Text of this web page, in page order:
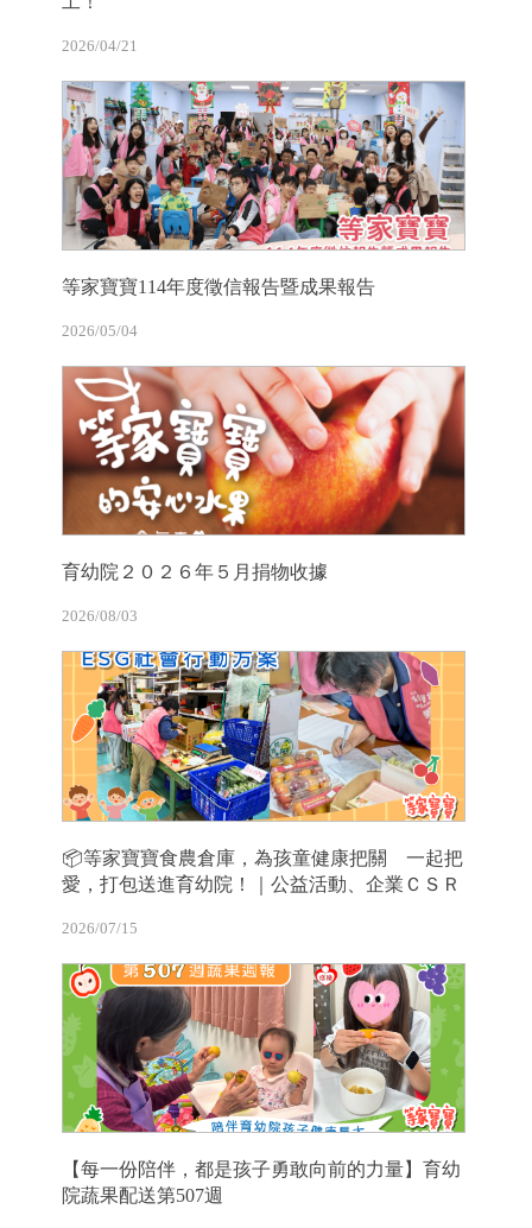
2026/04/21
等家寶寶114年度徵信報告暨成果報告
2026/05/04
育幼院２０２６年５月捐物收據
2026/08/03
📦等家寶寶食農倉庫，為孩童健康把關 一起把
愛，打包送進育幼院！｜公益活動、企業ＣＳＲ
2026/07/15
【每一份陪伴，都是孩子勇敢向前的力量】育幼
院蔬果配送第507週